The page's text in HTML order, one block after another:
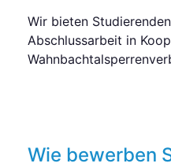
Wir bieten
Abschlussarbeit in
Wie bewerben